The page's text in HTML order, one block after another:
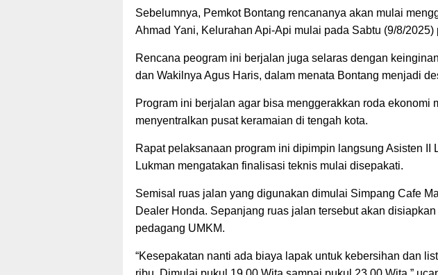
Sebelumnya, Pemkot Bontang rencananya akan mulai
Ahmad Yani, Kelurahan Api-Api mulai pada Sabtu (9/8/2025)
Rencana peogram ini berjalan juga selaras dengan
dan Wakilnya Agus Haris, dalam menata Bontang menjadi
Program ini berjalan agar bisa menggerakkan roda ekonomi
menyentralkan pusat keramaian di tengah kota.
Rapat pelaksanaan program ini dipimpin langsung Asisten II
Lukman mengatakan finalisasi teknis mulai disepakati.
Semisal ruas jalan yang digunakan dimulai Simpang Cafe
Dealer Honda. Sepanjang ruas jalan tersebut akan
pedagang UMKM.
“Kesepakatan nanti ada biaya lapak untuk kebersihan dan